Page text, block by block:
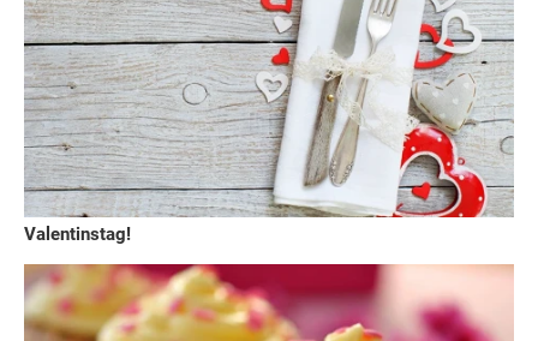
Valentinstag!